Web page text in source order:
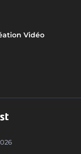
Vidéo